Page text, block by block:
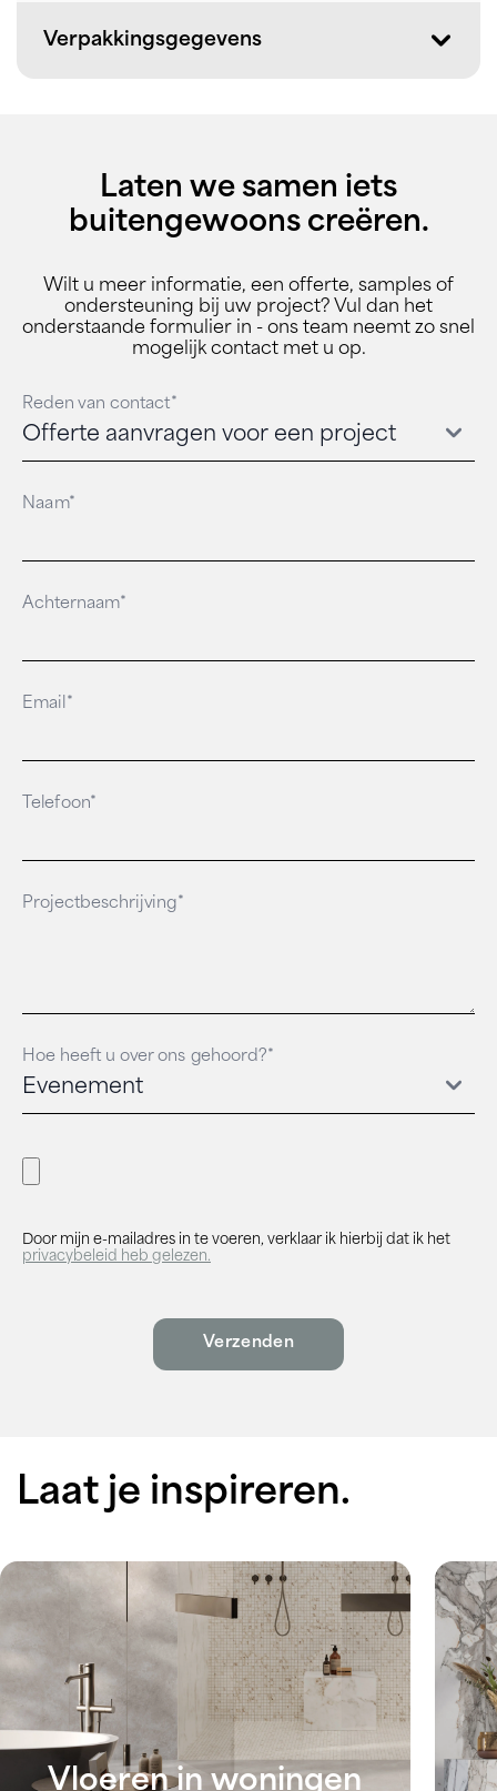
Verpakkingsgegevens
Laten we samen iets
buitengewoons creëren.
Wilt u meer informatie, een offerte, samples of
ondersteuning bij uw project? Vul dan het
onderstaande formulier in - ons team neemt zo snel
mogelijk contact met u op.
Reden van contact*
Naam*
Achternaam*
Email*
Telefoon*
Projectbeschrijving*
Hoe heeft u over ons gehoord?*
Door mijn e-mailadres in te voeren, verklaar ik hierbij dat ik het
privacybeleid heb gelezen.
Laat je inspireren.
Vloeren in woningen